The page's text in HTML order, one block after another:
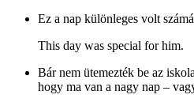
Ez a nap különleges volt
This day was special for him.
Bár nem ütemezték be az
hogy ma van a nagy nap –